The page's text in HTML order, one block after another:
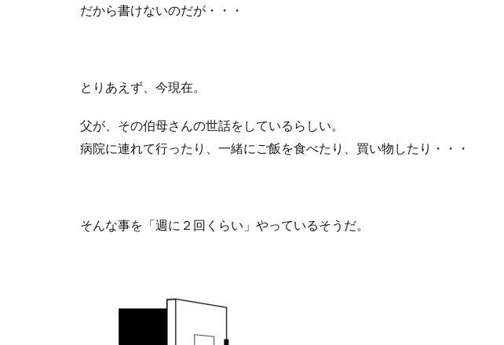
だから書けないのだが・・・
とりあえず、今現在。
父が、その伯母さんの世話をしているらしい。
病院に連れて行ったり、一緒にご飯を食べたり、買い物したり・・・
そんな事を「週に２回くらい」やっているそうだ。